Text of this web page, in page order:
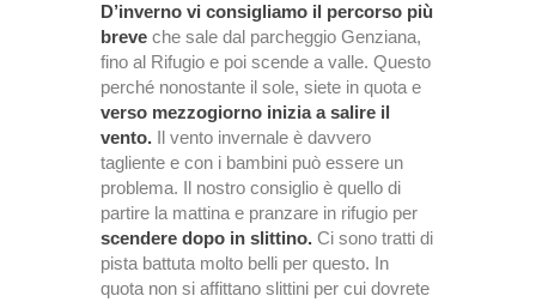
D’inverno vi consigliamo il percorso più
breve che sale dal parcheggio Genziana,
fino al Rifugio e poi scende a valle. Questo
perché nonostante il sole, siete in quota e
verso mezzogiorno inizia a salire il
vento. Il vento invernale è davvero
tagliente e con i bambini può essere un
problema. Il nostro consiglio è quello di
partire la mattina e pranzare in rifugio per
scendere dopo in slittino. Ci sono tratti di
pista battuta molto belli per questo. In
quota non si affittano slittini per cui dovrete